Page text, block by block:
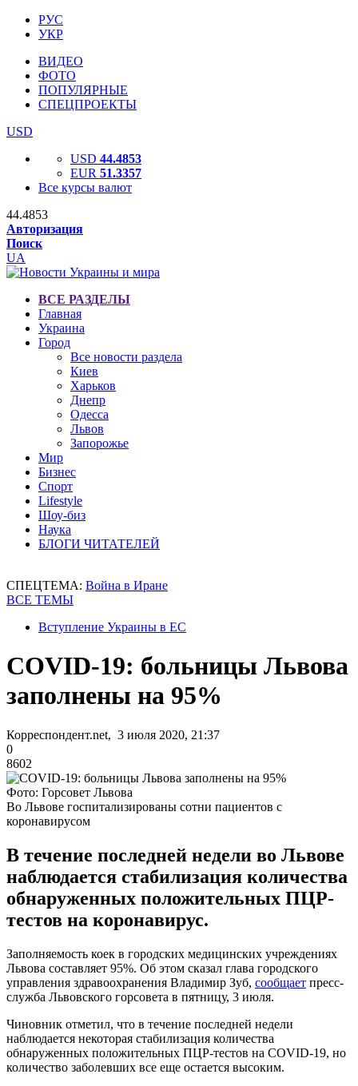
РУС
УКР
ВИДЕО
ФОТО
ПОПУЛЯРНЫЕ
СПЕЦПРОЕКТЫ
USD
USD 44.4853
EUR 51.3357
Все курсы валют
44.4853
Авторизация
Поиск
UA
ВСЕ РАЗДЕЛЫ
Главная
Украина
Город
Все новости раздела
Киев
Харьков
Днепр
Одесса
Львов
Запорожье
Мир
Бизнес
Спорт
Lifestyle
Шоу-биз
Наука
БЛОГИ ЧИТАТЕЛЕЙ
СПЕЦТЕМА: Война в Иране
ВСЕ ТЕМЫ
Вступление Украины в ЕС
COVID-19: больницы Львова
заполнены на 95%
Корреспондент.net, 3 июля 2020, 21:37
0
8602
Фото: Горсовет Львова
Во Львове госпитализированы сотни пациентов с
коронавирусом
В течение последней недели во Львове
наблюдается стабилизация количества
обнаруженных положительных ПЦР-
тестов на коронавирус.
Заполняемость коек в городских медицинских учреждениях
Львова составляет 95%. Об этом сказал глава городского
управления здравоохранения Владимир Зуб, сообщает пресс-
служба Львовского горсовета в пятницу, 3 июля.
Чиновник отметил, что в течение последней недели
наблюдается некоторая стабилизация количества
обнаруженных положительных ПЦР-тестов на COVID-19, но
количество заболевших все еще остается высоким.